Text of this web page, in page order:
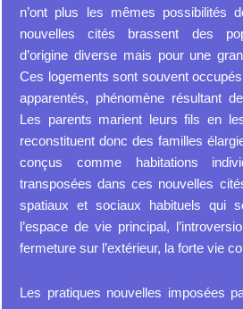
n’ont plus les mêmes possibilités
nouvelles cités brassent des
d’origine diverse mais pour une
Ces logements sont souvent
apparentés, phénomène résultant
Les parents marient leurs fils en
reconstituent donc des familles
conçus comme habitations
transposées dans ces nouvelles
spatiaux et sociaux habituels qui
l’espace de vie principal,
fermeture sur l’extérieur, la forte vie
Les pratiques nouvelles imposées